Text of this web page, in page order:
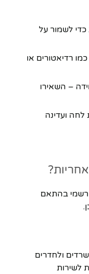
לשמור על
רדיאטורים או
– השאירו
ועדינה
רשמי בהתאם
ולחדרים
לשירות